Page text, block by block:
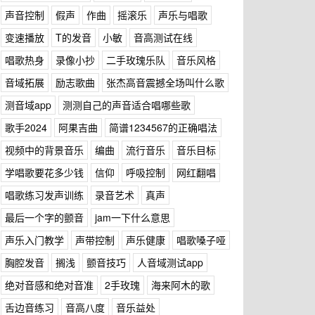
声音控制 假声 作曲 摇滚乐
声乐与唱歌
变速播放
T的发音 小敏
音高测试在线
唱歌热身
录像小抄 二手玫瑰乐队
音乐风格
音域拓展
励志歌曲
张杰高音震撼全场叫什么歌
测音域app
测测自己的声音适合唱哪些歌
歌手2024
阿果吉曲
简谱1234567的正确唱法
视频中的背景音乐
编曲 流行音乐
音乐目标
学唱歌要花多少钱
信仰 呼吸控制
网红翻唱
唱歌练习发声训练
录音艺术
真声
最后一个字的颤音
jam一下什么意思
声乐入门教学
声带控制 声乐健康
唱歌嗓子哑
胸腔发音
搁浅 颤音技巧
人音域测试app
绝对音感和绝对音准
2手玫瑰
海来阿木的歌
舌边音练习
音高八度 音乐益处